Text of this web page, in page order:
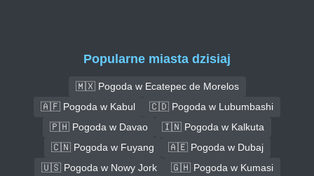
Popularne miasta dzisiaj
🇲🇽 Pogoda w Ecatepec de Morelos
🇦🇫 Pogoda w Kabul
🇨🇩 Pogoda w Lubumbashi
🇵🇭 Pogoda w Davao
🇮🇳 Pogoda w Kalkuta
🇨🇳 Pogoda w Fuyang
🇦🇪 Pogoda w Dubaj
🇺🇸 Pogoda w Nowy Jork
🇬🇭 Pogoda w Kumasi